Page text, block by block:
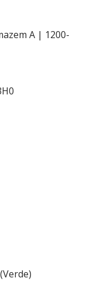
A | 1200-